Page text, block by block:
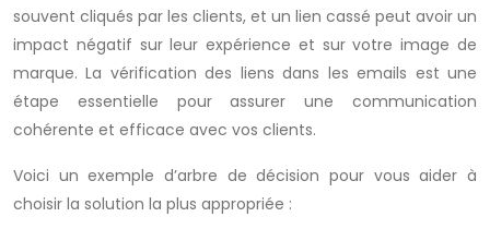
souvent cliqués par les clients, et un lien cassé peut avoir un
impact négatif sur leur expérience et sur votre image de
marque. La vérification des liens dans les emails est une
étape essentielle pour assurer une communication
cohérente et efficace avec vos clients.
Voici un exemple d’arbre de décision pour vous aider à
choisir la solution la plus appropriée :